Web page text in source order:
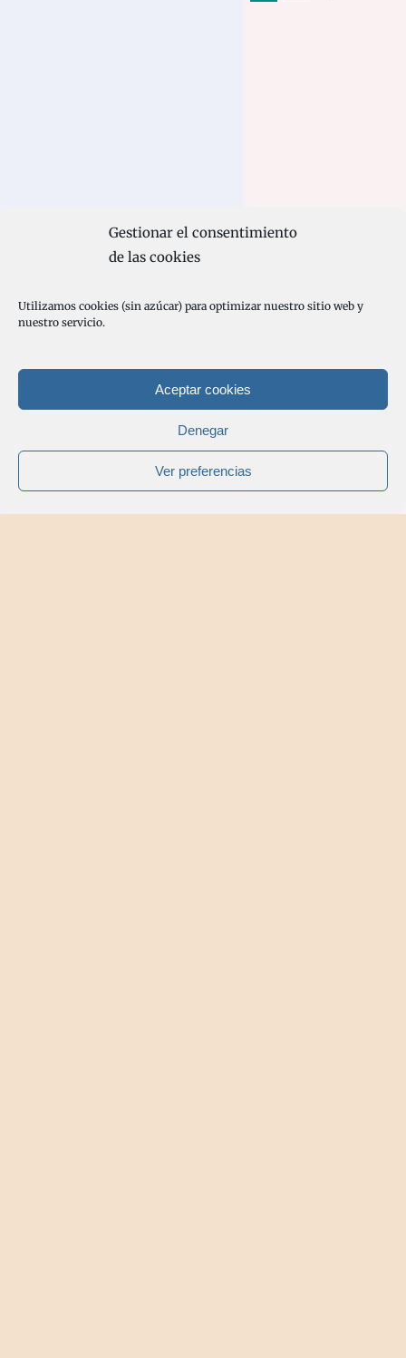
Gestionar el consentimiento
de las cookies
Utilizamos cookies (sin azúcar) para optimizar nuestro sitio web y
nuestro servicio.
Aceptar cookies
Denegar
Ver preferencias